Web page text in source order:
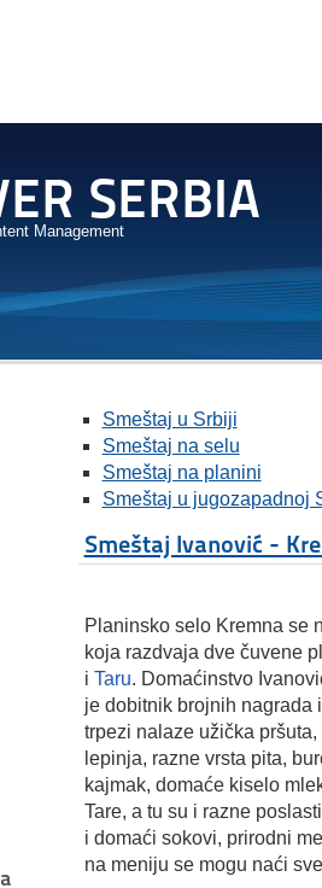
Management
Smeštaj u Srbiji
Smeštaj na selu
Smeštaj na planini
Smeštaj u jugozapadnoj
Smeštaj Ivanović -
Planinsko selo Kremna se
koja razdvaja dve čuvene
i Taru. Domaćinstvo
je dobitnik brojnih nagrada
trpezi nalaze užička
lepinja, razne vrsta pita,
kajmak, domaće kiselo
Tare, a tu su i razne
i domaći sokovi, prirodni
na meniju se mogu naći